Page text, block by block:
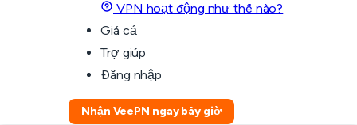
VPN hoạt động như thế nào?
Giá cả
Trợ giúp
Đăng nhập
Nhận VeePN ngay bây giờ